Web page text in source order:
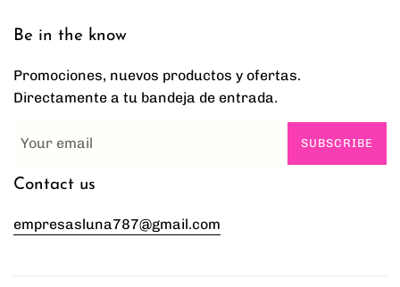
Be in the know
Promociones, nuevos productos y ofertas.
Directamente a tu bandeja de entrada.
SUBSCRIBE
Contact us
empresasluna787@gmail.com